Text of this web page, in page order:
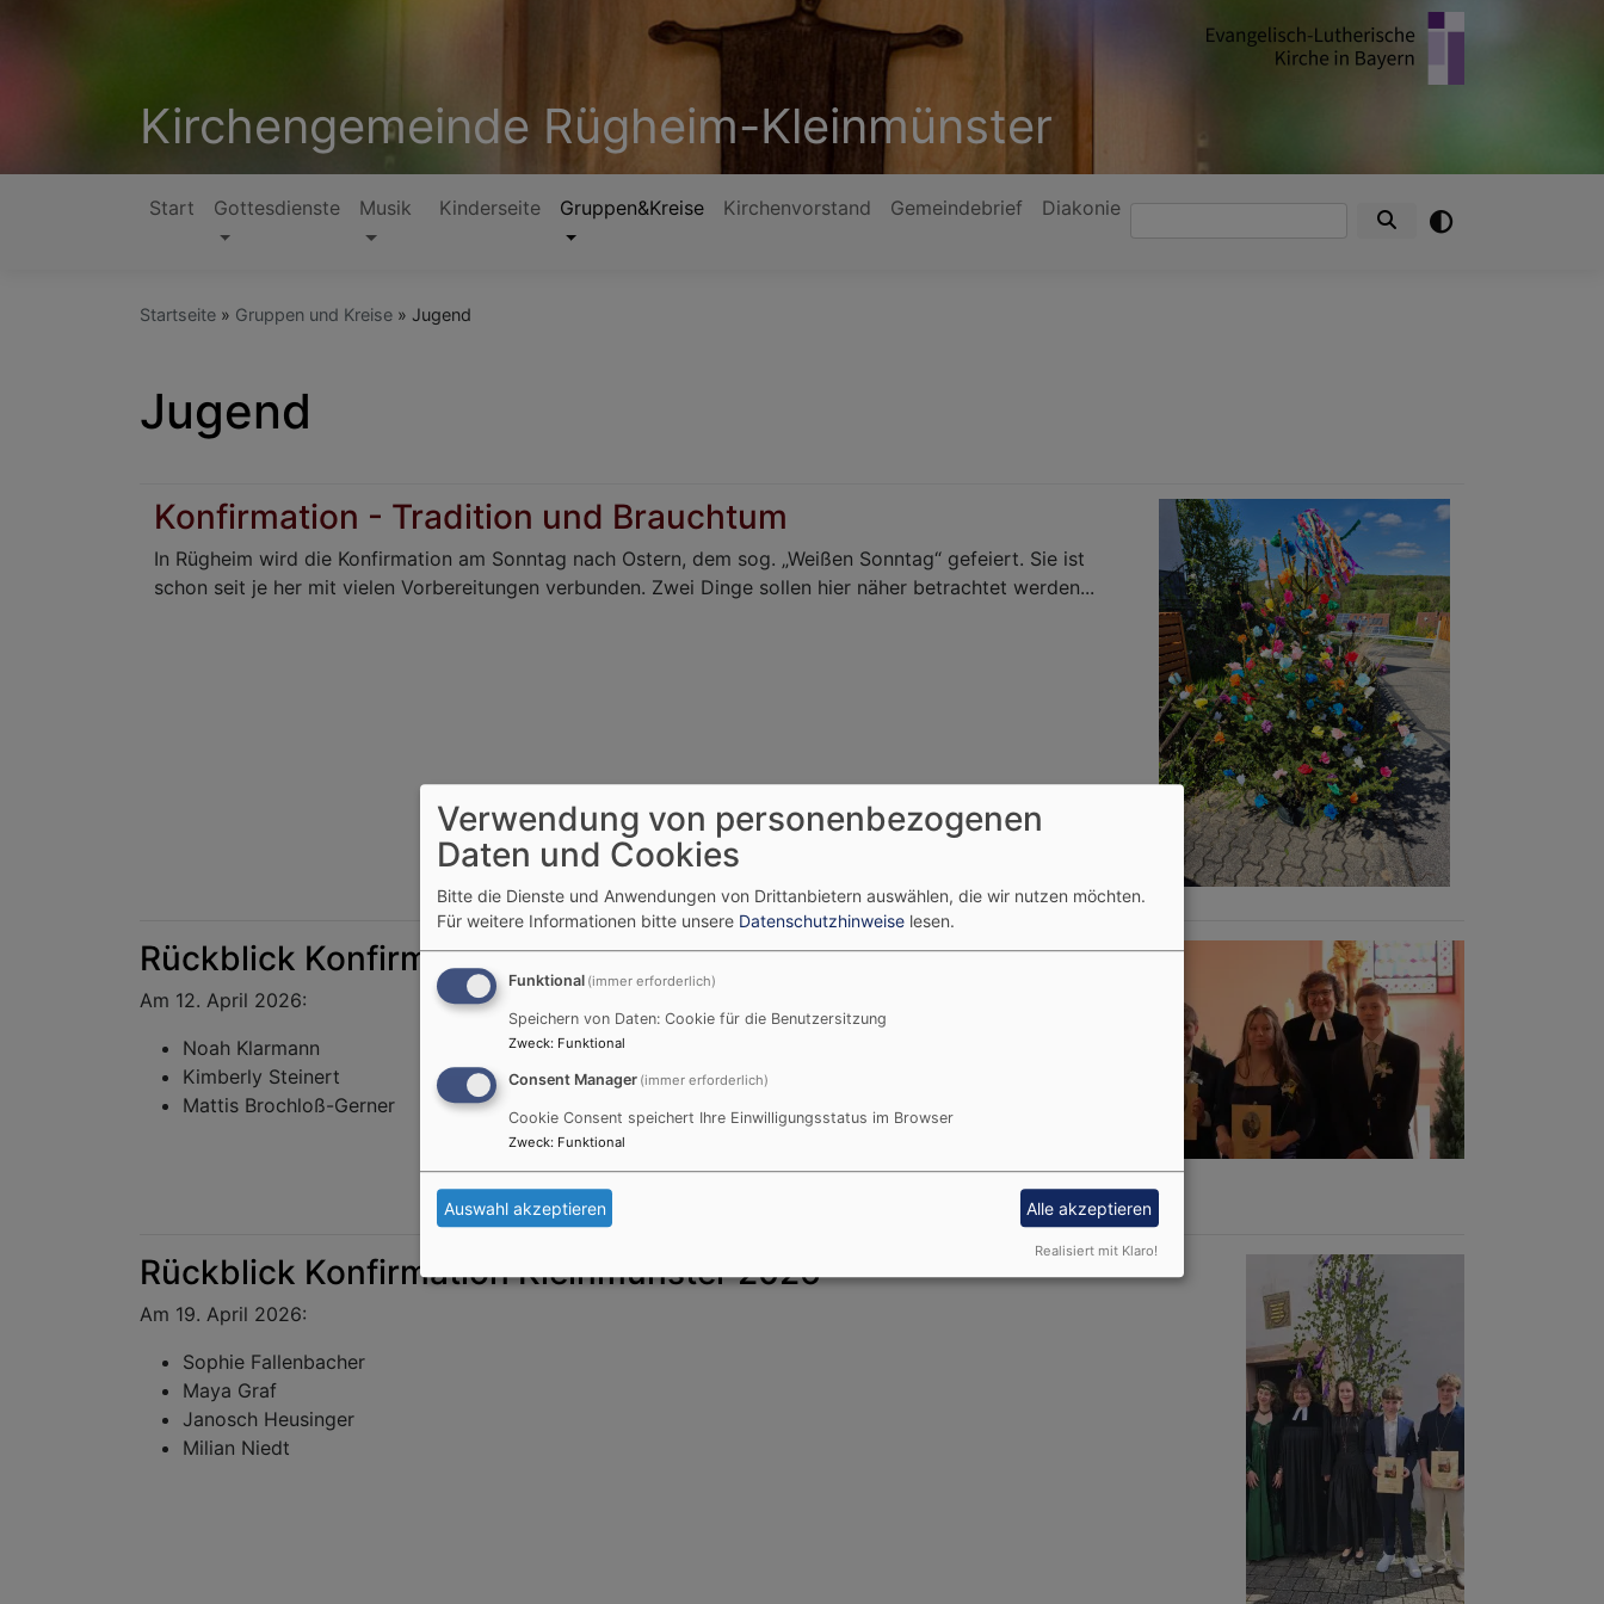
Kirchengemeinde Rügheim-Kleinmünster
Hauptnavigation
Start Gottesdienste Musik Kinderseite Gruppen&Kreise Kirchenvorstand Gemeindebrief DiakonieSuche
Startseite Gruppen und Kreise Jugend
Jugend
Konfirmation - Tradition und Brauchtum
In Rügheim wird die Konfirmation am Sonntag nach Ostern, dem sog. „Weißen Sonntag“ gefeiert. Sie ist
schon seit je her mit vielen Vorbereitungen verbunden. Zwei Dinge sollen hier näher betrachtet werden...
Rückblick Konfirmation Rügheim 2026
Am 12. April 2026:
Noah Klarmann
Kimberly Steinert
Mattis Brochloß-Gerner
Rückblick Konfirmation Kleinmünster 2026
Am 19. April 2026:
Sophie Fallenbacher
Maya Graf
Janosch Heusinger
Milian Niedt
Verwendung von personenbezogenen
Daten und Cookies
Bitte die Dienste und Anwendungen von Drittanbietern auswählen, die wir nutzen möchten.
Für weitere Informationen bitte unsere Datenschutzhinweise lesen.
Funktional (immer erforderlich)
Speichern von Daten: Cookie für die Benutzersitzung
Zweck: Funktional
Consent Manager (immer erforderlich)
Cookie Consent speichert Ihre Einwilligungsstatus im Browser
Zweck: Funktional
Auswahl akzeptieren Alle akzeptieren
Realisiert mit Klaro!